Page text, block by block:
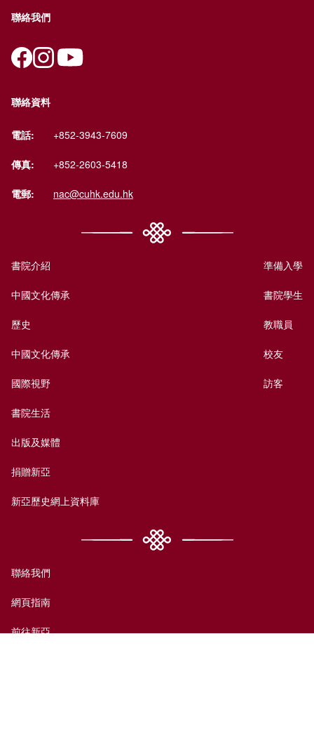
聯絡我們
聯絡資料
電話: +852-3943-7609
傳真: +852-2603-5418
電郵: nac@cuhk.edu.hk
書院介紹
中國文化傳承
歷史
中國文化傳承
國際視野
書院生活
出版及媒體
捐贈新亞
新亞歷史網上資料庫
準備入學
書院學生
教職員
校友
訪客
聯絡我們
網頁指南
前往新亞